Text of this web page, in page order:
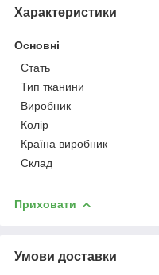
Характеристики
Основні
Стать
Тип тканини
Виробник
Колір
Країна виробник
Склад
Приховати
Умови доставки